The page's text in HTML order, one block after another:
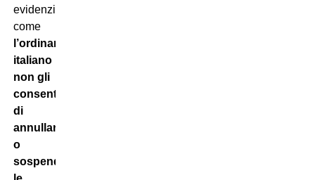
evidenziato
come
l’ordinamento
italiano
non gli
consenta
di
annullare
o
sospendere